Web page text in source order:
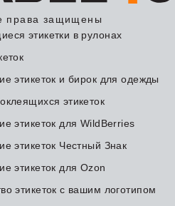
права защищены
этикетки в рулонах
этикеток и бирок для одежды
этикеток
этикеток для WildBerries
этикеток Честный Знак
этикеток для Ozon
этикеток с вашим логотипом